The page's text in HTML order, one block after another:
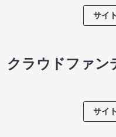
サイ
クラウドファン
サイ